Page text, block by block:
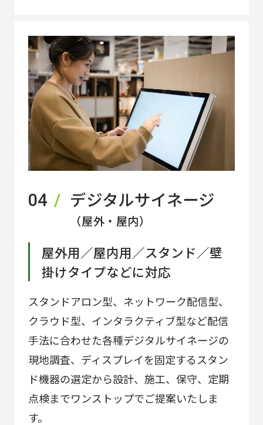
04 デジタルサイネージ
（屋外・屋内）
屋外用／屋内用／スタンド／壁
掛けタイプなどに対応
スタンドアロン型、ネットワーク配信型、
クラウド型、インタラクティブ型など配信
手法に合わせた各種デジタルサイネージの
現地調査、ディスプレイを固定するスタン
ド機器の選定から設計、施工、保守、定期
点検までワンストップでご提案いたしま
す。